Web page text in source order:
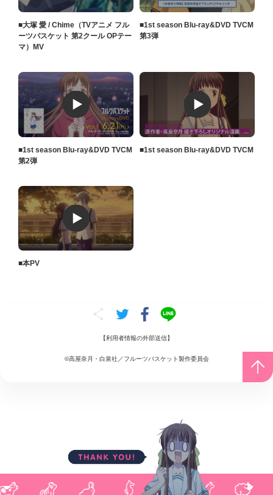
■大塚 愛 / Chime（TVアニメ フル
ーツバスケット 第2クール OPテー
マ）MV
■1st season Blu-ray&DVD TVCM
第3弾
■1st season Blu-ray&DVD TVCM
第2弾
■1st season Blu-ray&DVD TVCM
■本PV
【利用者情報の外部送信】
©高屋奈月・白泉社／フルーツバスケット製作委員会